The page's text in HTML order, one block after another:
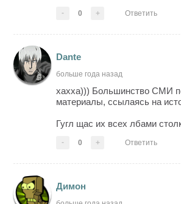
- 0 + Ответить
Dante
больше года назад
хахха))) Большинство СМИ
материалы, ссылаясь на
Гугл щас их всех лбами
- 0 + Ответить
Димон